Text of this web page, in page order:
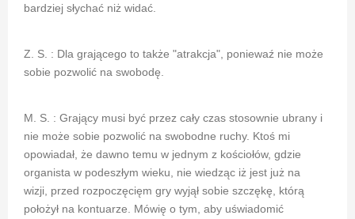
bardziej słychać niż widać.
Z. S. : Dla grającego to także "atrakcja", poniewaź nie może
sobie pozwolić na swobodę.
M. S. : Grający musi być przez cały czas stosownie ubrany i
nie może sobie pozwolić na swobodne ruchy. Ktoś mi
opowiadał, że dawno temu w jednym z kościołów, gdzie
organista w podeszłym wieku, nie wiedząc iż jest już na
wizji, przed rozpoczęcięm gry wyjął sobie szczękę, którą
położył na kontuarze. Mówię o tym, aby uświadomić